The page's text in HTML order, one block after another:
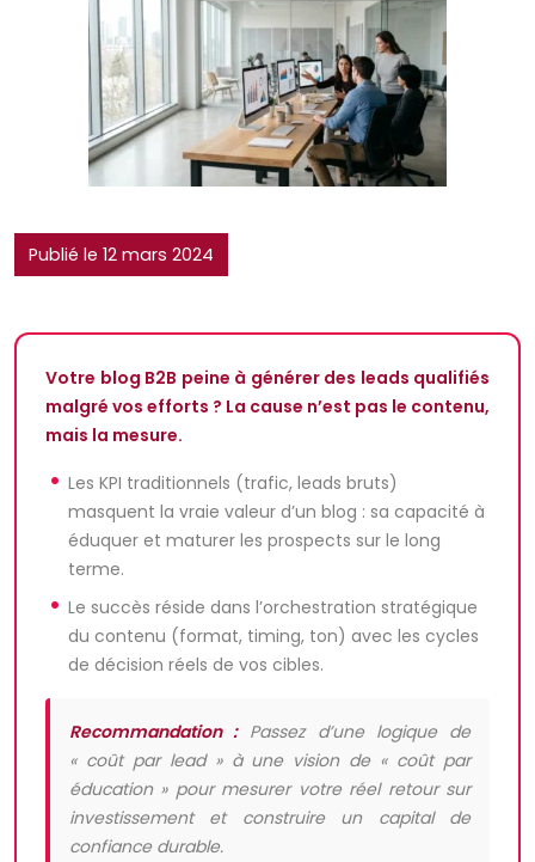
Publié le 12 mars 2024
Votre blog B2B peine à générer des leads qualifiés
malgré vos efforts ? La cause n’est pas le contenu,
mais la mesure.
Les KPI traditionnels (trafic, leads bruts)
masquent la vraie valeur d’un blog : sa capacité à
éduquer et maturer les prospects sur le long
terme.
Le succès réside dans l’orchestration stratégique
du contenu (format, timing, ton) avec les cycles
de décision réels de vos cibles.
Recommandation :Passez d’une logique de
« coût par lead » à une vision de « coût par
éducation » pour mesurer votre réel retour sur
investissement et construire un capital de
confiance durable.